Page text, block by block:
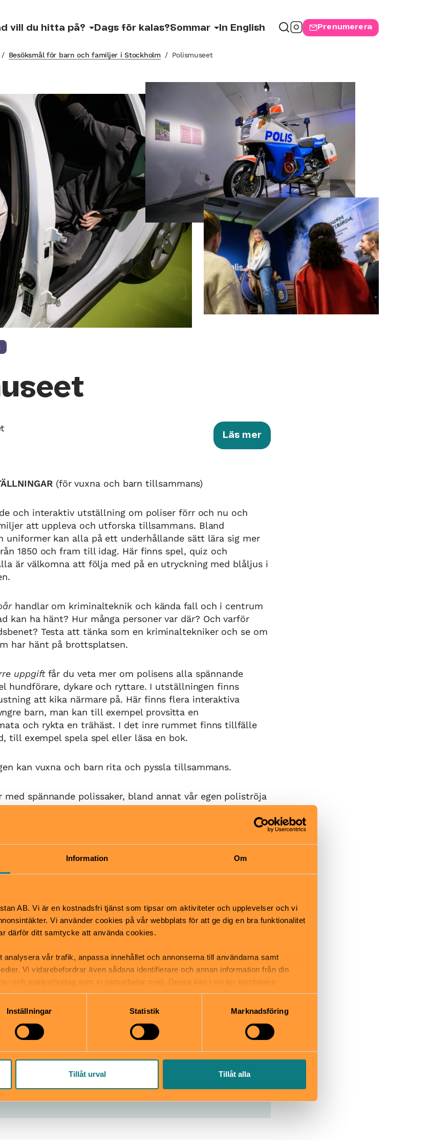
Information Om
AB. Vi är en kostnadsfri tjänst som tipsar om aktiviteter och upplevelser och vi
Vi använder cookies på vår webbplats för att ge dig en bra funktionalitet
därför ditt samtycke att använda cookies.
analysera vår trafik, anpassa innehållet och annonserna till användarna samt
Vi vidarebefordrar även sådana identifierare och annan information från din
och analysföretag som vi samarbetar med. Dessa kan i sin tur kombinera
du har tillhandahållit eller som de har samlat in när du har använt deras tjänster.
Inställningar Statistik Marknadsföring
Tillåt urval Tillåt alla
vill du hitta på? Dags för kalas?Sommar In English Prenumerera
/ Besöksmål för barn och familjer i Stockholm / Polismuseet
Läs mer
(för vuxna och barn tillsammans)
och interaktiv utställning om poliser förr och nu och
att uppleva och utforska tillsammans. Bland
uniformer kan alla på ett underhållande sätt lära sig mer
1850 och fram till idag. Här finns spel, quiz och
är välkomna att följa med på en utryckning med blåljus i
handlar om kriminalteknik och kända fall och i centrum
kan ha hänt? Hur många personer var där? Och varför
Testa att tänka som en kriminaltekniker och se om
har hänt på brottsplatsen.
uppgiftfår du veta mer om polisens alla spännande
hundförare, dykare och ryttare. I utställningen finns
att kika närmare på. Här finns flera interaktiva
barn, man kan till exempel provsitta en
och rykta en trähäst. I det inre rummet finns tillfälle
till exempel spela spel eller läsa en bok.
kan vuxna och barn rita och pyssla tillsammans.
med spännande polissaker, bland annat vår egen poliströja
3 2026
Pris
Ordinarie: 80 kr
Barn och ungdomar till 19 år: Fri entré
Hitta hit
Vi finns bredvid Tekniska museet på
Gärdet i Stockholm. Buss 69 mot
hållplats Museiparken.
polismuseet[at]polisen.se
010-56 38 000